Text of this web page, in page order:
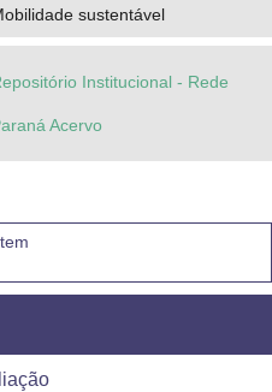
sustentável
Institucional - Rede
Acervo